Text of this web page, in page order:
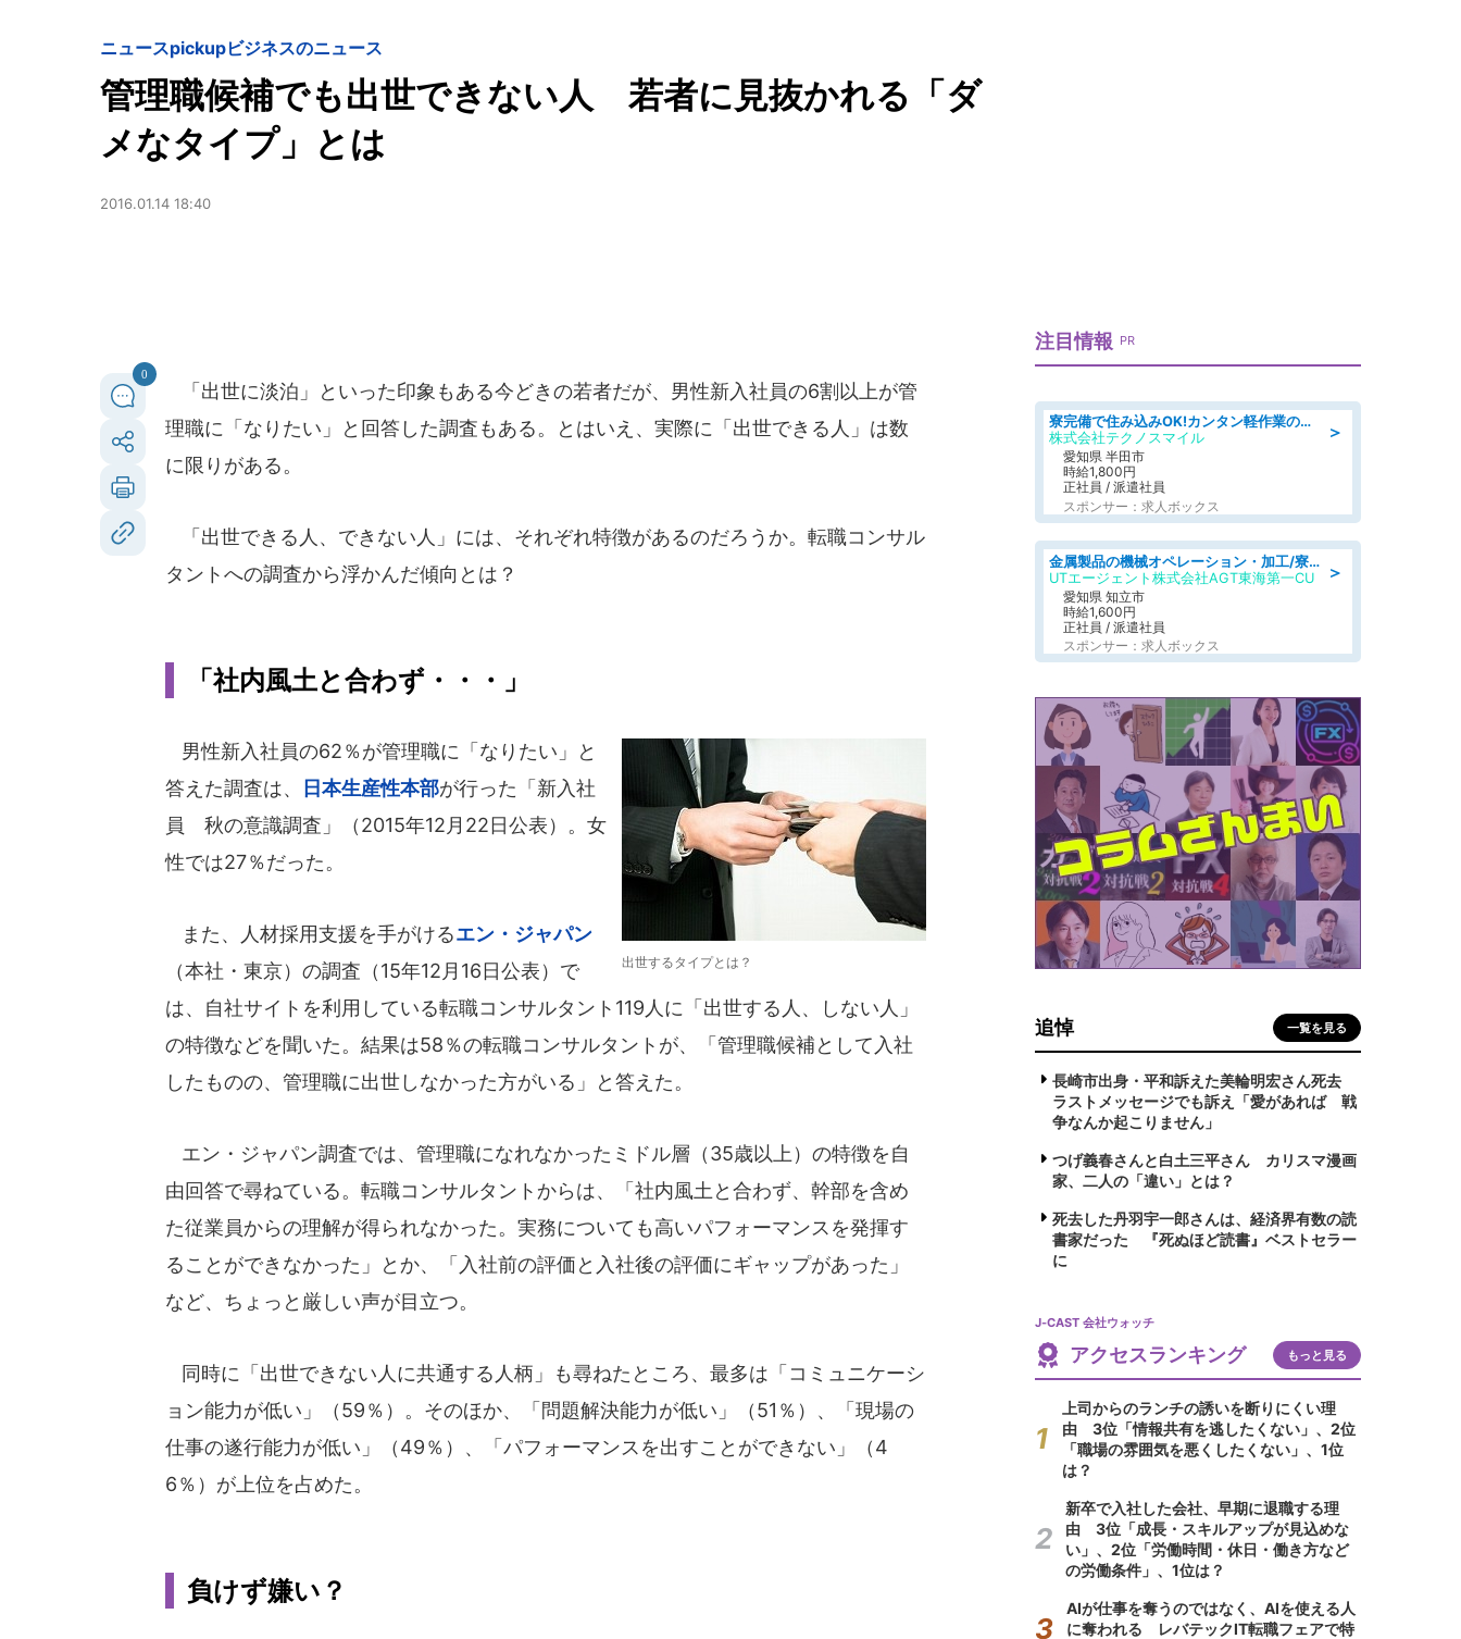
ニュースpickupビジネスのニュース
管理職候補でも出世できない人 若者に見抜かれる「ダ
メなタイプ」とは
2016.01.14 18:40
0
「出世に淡泊」といった印象もある今どきの若者だが、男性新入社員の6割以上が管
理職に「なりたい」と回答した調査もある。とはいえ、実際に「出世できる人」は数
に限りがある。
「出世できる人、できない人」には、それぞれ特徴があるのだろうか。転職コンサル
タントへの調査から浮かんだ傾向とは？
「社内風土と合わず・・・」
出世するタイプとは？
男性新入社員の62％が管理職に「なりたい」と
答えた調査は、
日本生産性本部が行った「新入社
員 秋の意識調査」（2015年12月22日公表）。女
性では27％だった。
また、人材採用支援を手がけるエン・ジャパン
（本社・東京）の調査（15年12月16日公表）で
は、自社サイトを利用している転職コンサルタント119人に「出世する人、しない人」
の特徴などを聞いた。結果は58％の転職コンサルタントが、「管理職候補として入社
したものの、管理職に出世しなかった方がいる」と答えた。
エン・ジャパン調査では、管理職になれなかったミドル層（35歳以上）の特徴を自
由回答で尋ねている。転職コンサルタントからは、「社内風土と合わず、幹部を含め
た従業員からの理解が得られなかった。実務についても高いパフォーマンスを発揮す
ることができなかった」とか、「入社前の評価と入社後の評価にギャップがあった」
など、ちょっと厳しい声が目立つ。
同時に「出世できない人に共通する人柄」も尋ねたところ、最多は「コミュニケーシ
ョン能力が低い」（59％）。そのほか、「問題解決能力が低い」（51％）、「現場の
仕事の遂行能力が低い」（49％）、「パフォーマンスを出すことができない」（4
6％）が上位を占めた。
負けず嫌い？
注目情報 PR
＞
寮完備で住み込みOK!カンタン軽作業のお仕事 denso aichi
株式会社テクノスマイル
愛知県 半田市
時給1,800円
正社員 / 派遣社員
スポンサー：求人ボックス
＞
金属製品の機械オペレーション・加工/寮完備/日払い/工場・製造
UTエージェント株式会社AGT東海第一CU
愛知県 知立市
時給1,600円
正社員 / 派遣社員
スポンサー：求人ボックス
追悼 一覧を見る
長崎市出身・平和訴えた美輪明宏さん死去
ラストメッセージでも訴え「愛があれば 戦
争なんか起こりません」
つげ義春さんと白土三平さん カリスマ漫画
家、二人の「違い」とは？
死去した丹羽宇一郎さんは、経済界有数の読
書家だった 『死ぬほど読書』ベストセラー
に
J-CAST 会社ウォッチ
アクセスランキング もっと見る
上司からのランチの誘いを断りにくい理
由 3位「情報共有を逃したくない」、2位
「職場の雰囲気を悪くしたくない」、1位
は？
新卒で入社した会社、早期に退職する理
由 3位「成長・スキルアップが見込めな
い」、2位「労働時間・休日・働き方など
の労働条件」、1位は？
AIが仕事を奪うのではなく、AIを使える人
に奪われる レバテックIT転職フェアで特